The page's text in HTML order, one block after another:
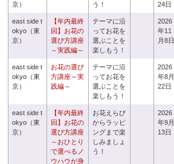
京）
う！
24日
east side t
okyo（東
京）
【年内最終
回】お花の
選び方講座
～実践編～
テーマに沿
ってお花を
選ぶことを
楽しもう！
2026
年11
月8日
east side t
okyo（東
京）
お花の選び
方講座～実
践編～
テーマに沿
ってお花を
選ぶことを
楽しもう！
2026
年8月
22日
east side t
okyo（東
京）
【年内最終
回】お花の
選び方講座
～おひとり
で選べるノ
ウハウが身
お花えらび
からラッピ
ングまで楽
しみましょ
う！
2026
年9月
13日